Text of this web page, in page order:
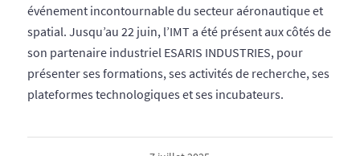
événement incontournable du secteur aéronautique et
spatial. Jusqu’au 22 juin, l’IMT a été présent aux côtés de
son partenaire industriel ESARIS INDUSTRIES, pour
présenter ses formations, ses activités de recherche, ses
plateformes technologiques et ses incubateurs.